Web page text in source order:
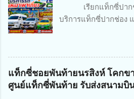
เรียกแท็กซี่ปากช่
บริการแท็กซี่ปากช่อง
ทุกท่านเข้าสู่บริการเ
รถตู้-แท็กซี่.อำเภอปาก
ออนไลน์24.ชม ทีมงา
ความเต็มใจทางเรามี
แท็กซี่ชอยพันท้ายนรสิงห์ โคกข
ศูนย์แท็กซี่พันท้าย รับส่งสนามบิ